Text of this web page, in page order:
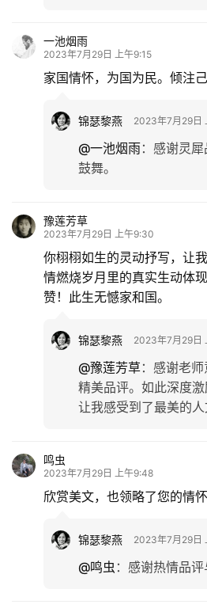
一池烟雨
2023年7月29日 上午9:15
家国情怀，为国为民。倾注
锦瑟黎燕 2023年7月29日
@一池烟雨： 感谢灵
鼓舞。
豫莲芳草
2023年7月29日 上午9:30
你栩栩如生的灵动抒写，让
情燃烧岁月里的真实生动体
赞！此生无憾家和国。
锦瑟黎燕 2023年7月29日
@豫莲芳草： 感谢老
精美品评。如此深度激
让我感受到了最美的人
鸣虫
2023年7月29日 上午9:48
欣赏美文，也领略了您的情怀
锦瑟黎燕 2023年7月29日
@鸣虫 ： 感谢热情品评